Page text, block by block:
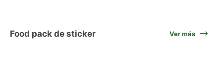
Food pack de sticker Ver más